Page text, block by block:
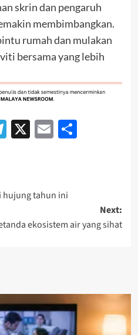
skrin dan pengaruh
membimbangkan.
rumah dan mulakan
bersama yang lebih
Telegram
X EmailShare
hujung tahun ini
Next:
ekosistem air yang sihat